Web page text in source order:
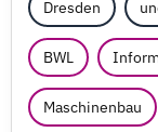
Dresden
BWL
Maschinenbau